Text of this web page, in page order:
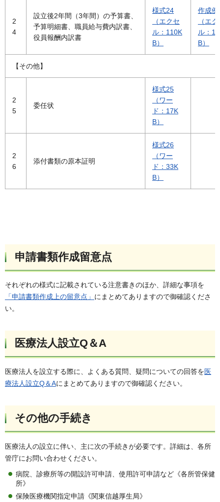
2
4
設立後2年間（3年間）の予算書、
予算明細書、職員給与費内訳書、
役員報酬内訳書
様式24
（エクセ
ル：110K
B）
作成例
（エ
ル：
B）
【その他】
2
5
委任状
様式25
（ワー
ド：17K
B）
2
6
添付書類の原本証明
様式26
（ワー
ド：33K
B）
申請書類作成留意点
それぞれの様式に記載されている注意書きのほか、詳細な事項を
「申請書類作成上の留意点」 にまとめてありますので御確認くださ
い。
医療法人設立Q＆A
医療法人を設立する際に、よくある質問、疑問についての回答を医
療法人設立Q＆Aにまとめてありますので御確認ください。
その他の手続き
医療法人の設立に伴い、主に次の手続きが必要です。詳細は、各所
管庁にお問い合わせください。
病院、診療所等の開設許可申請、使用許可申請など《各所管保健
所》
保険医療機関指定申請《関東信越厚生局》